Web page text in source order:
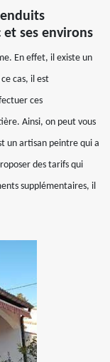
ses environs
En effet, il existe un
cas, il est
ces
Ainsi, on peut vous
un artisan peintre qui a
des tarifs qui
supplémentaires, il